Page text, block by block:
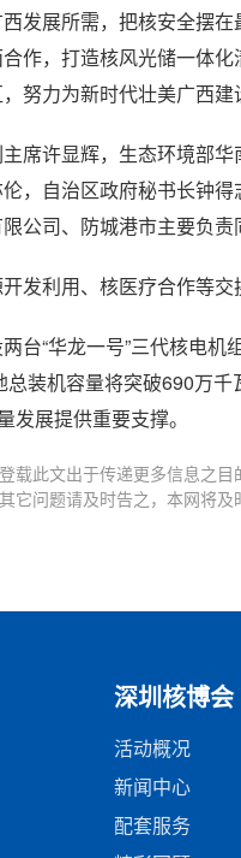
发展所需，把核安全摆
作，打造核风光储一体
努力为新时代壮美广西建
席许显辉，生态环境部
，自治区政府秘书长钟
公司、防城港市主要负责
发利用、核医疗合作等交
台“华龙一号”三代核电
装机容量将突破690万
发展提供重要支撑。
载此文出于传递更多信息之
它问题请及时告之，本网将
深圳核博会
活动概况
新闻中心
配套服务